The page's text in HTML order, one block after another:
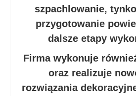
szpachlowanie,
przygotowanie
dalsze etapy
Firma wykonuje
oraz realizuje
rozwiązania